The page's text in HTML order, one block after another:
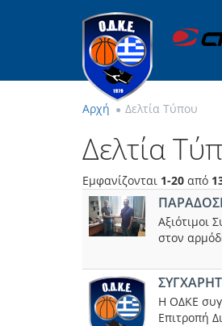
Αρχή Δελτία Τύπου
Δελτία
Εμφανίζονται 1-20 από
Αξιότιμοι
στον
Η ΟΔΚΕ
Επιτροπή